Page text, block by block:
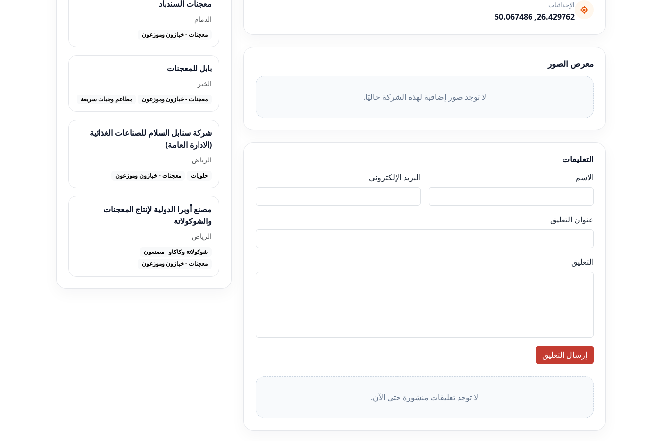
الإحداثيات
26.429762, 50.067486
معرض الصور
لا توجد صور إضافية لهذه الشركة حاليًا.
التعليقات
الاسم البريد الإلكتروني
عنوان التعليق
التعليق
إرسال التعليق
لا توجد تعليقات منشورة حتى الآن.
معجنات السندباد
الدمام
معجنات - خبازون وموزعون
بابل للمعجنات
الخبر
معجنات - خبازون وموزعون مطاعم وجبات سريعة
شركة سنابل السلام للصناعات الغذائية
(الادارة العامة)
الرياض
حلويات معجنات - خبازون وموزعون
مصنع أوبرا الدولية لإنتاج المعجنات
والشوكولاتة
الرياض
شوكولاتة وكاكاو - مصنعون
معجنات - خبازون وموزعون